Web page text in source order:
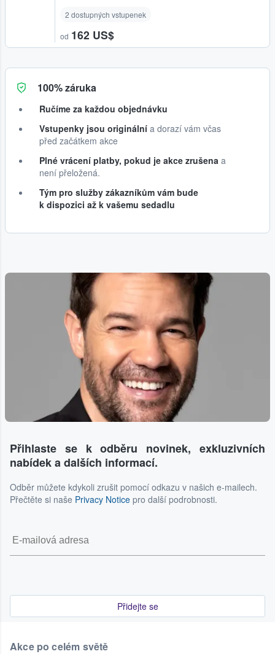
2 dostupných vstupenek
od 162 US$
100% záruka
Ručíme za každou objednávku
Vstupenky jsou originální a dorazí vám včas
před začátkem akce
Plné vrácení platby, pokud je akce zrušena a
není přeložená.
Tým pro služby zákazníkům vám bude
k dispozici až k vašemu sedadlu
Přihlaste se k odběru novinek, exkluzivních
nabídek a dalších informací.
Odběr můžete kdykoli zrušit pomocí odkazu v našich e-mailech.
Přečtěte si naše Privacy Notice pro další podrobnosti.
Přidejte se
Akce po celém světě